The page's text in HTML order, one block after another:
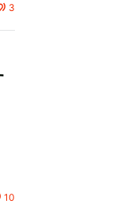
3
10